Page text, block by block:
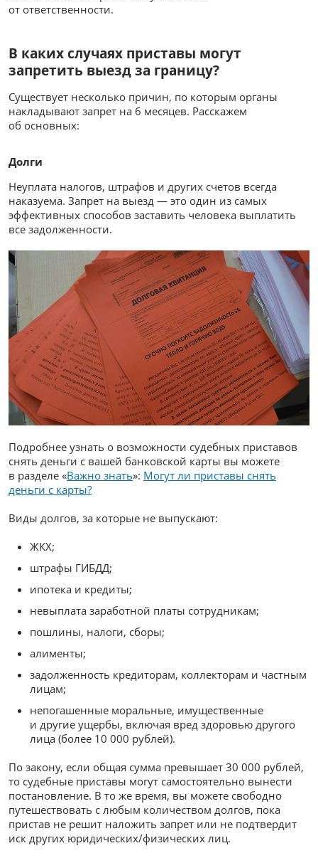
от ответственности.
В каких случаях приставы могут
запретить выезд за границу?
Существует несколько причин, по которым органы
накладывают запрет на 6 месяцев. Расскажем
об основных:
Долги
Неуплата налогов, штрафов и других счетов всегда
наказуема. Запрет на выезд — это один из самых
эффективных способов заставить человека выплатить
все задолженности.
Подробнее узнать о возможности судебных приставов
снять деньги с вашей банковской карты вы можете
в разделе «Важно знать»: Могут ли приставы снять
деньги с карты?
Виды долгов, за которые не выпускают:
ЖКХ;
штрафы ГИБДД;
ипотека и кредиты;
невыплата заработной платы сотрудникам;
пошлины, налоги, сборы;
алименты;
задолженность кредиторам, коллекторам и частным
лицам;
непогашенные моральные, имущественные
и другие ущербы, включая вред здоровью другого
лица (более 10 000 рублей).
По закону, если общая сумма превышает 30 000 рублей,
то судебные приставы могут самостоятельно вынести
постановление. В то же время, вы можете свободно
путешествовать с любым количеством долгов, пока
пристав не решит наложить запрет или не подтвердит
иск других юридических/физических лиц.